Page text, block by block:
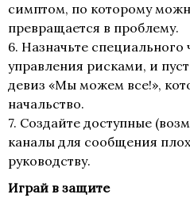
симптом, по которому
превращается в проблему.
6. Назначьте специального
управления рисками, и
девиз «Мы можем все!»,
начальство.
7. Создайте доступные
каналы для сообщения
руководству.
Играй в защите